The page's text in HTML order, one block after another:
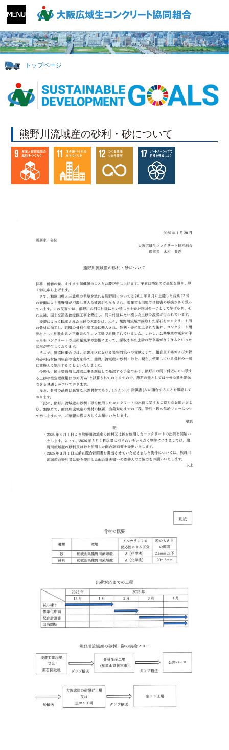
トップページ
熊野川流域産の砂利・砂について